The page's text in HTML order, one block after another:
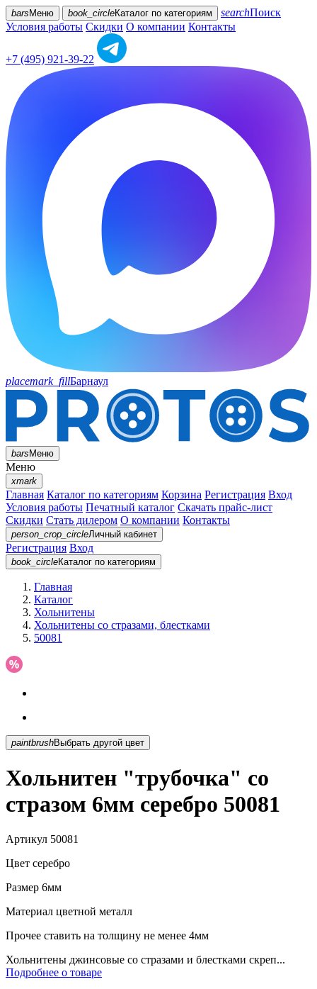
bars Меню book_circleКаталог по категориям searchПоиск
Условия работы Скидки О компании Контакты
+7 (495) 921-39-22
placemark_fillБарнаул
barsМеню
Меню
xmark
Главная Каталог по категориям Корзина Регистрация Вход
Условия работы Печатный каталог Скачать прайс-лист
Скидки Стать дилером О компании Контакты
person_crop_circleЛичный кабинет
Регистрация Вход
book_circleКаталог по категориям
Главная
Каталог
Хольнитены
Хольнитены со стразами, блестками
50081
paintbrush Выбрать другой цвет
Хольнитен "трубочка" со
стразом 6мм серебро 50081
Артикул 50081
Цвет серебро
Размер 6мм
Материал цветной металл
Прочее ставить на толщину не менее 4мм
Хольнитены джинсовые со стразами и блестками скреп...
Подробнее о товаре